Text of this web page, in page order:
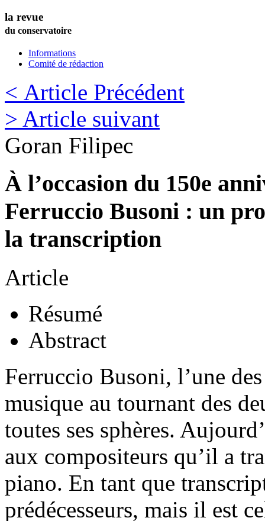
la revue
du conservatoire
Informations
Comité de rédaction
< Article Précédent
> Article suivant
Goran Filipec
À l’occasion du 150e
Ferruccio Busoni : un
la transcription
Article
Résumé
Abstract
Ferruccio Busoni, l’une
musique au tournant des
toutes ses sphères.
aux compositeurs qu’il a
piano. En tant que
prédécesseurs, mais il est